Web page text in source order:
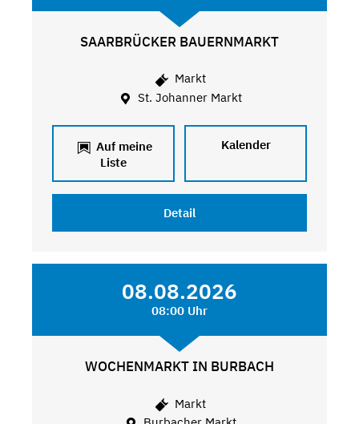
SAARBRÜCKER BAUERNMARKT
Markt
St. Johanner Markt
Auf meine
Liste
Kalender
Detail
08.08.2026
08:00 Uhr
WOCHENMARKT IN BURBACH
Markt